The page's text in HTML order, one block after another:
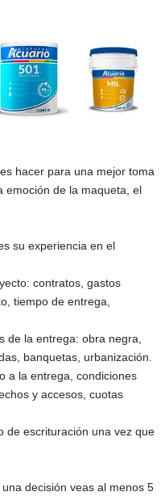
hacer para una mejor toma
emoción de la maqueta, el
su experiencia en el
contratos, gastos
tiempo de entrega,
de la entrega: obra negra,
banquetas, urbanización.
a la entrega, condiciones
y accesos, cuotas
de escrituración una vez que
decisión veas al menos 5